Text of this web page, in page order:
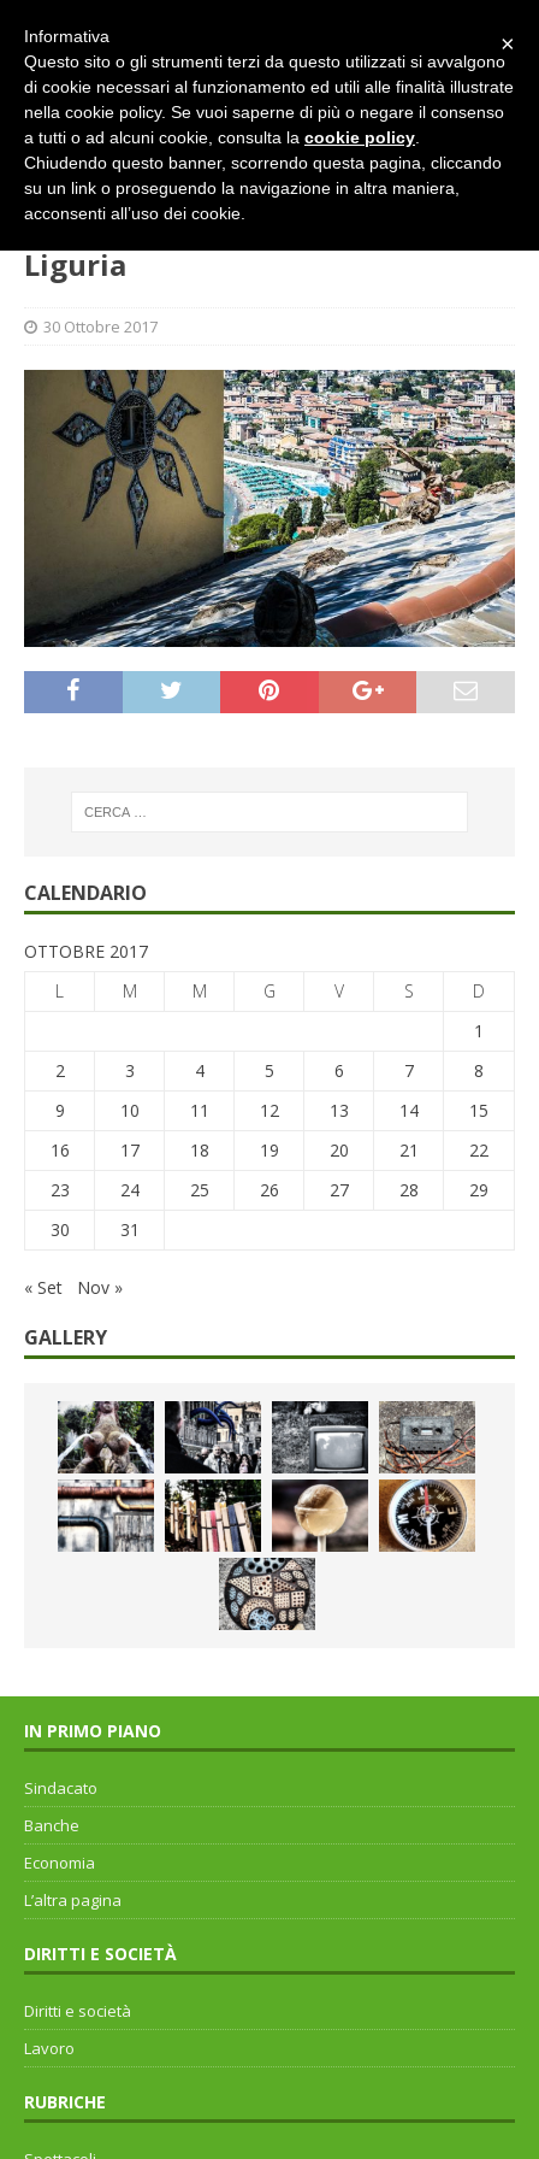
SENZA CATEGORIA
Liguria
30 Ottobre 2017
CALENDARIO
OTTOBRE 2017
L
M M G V S
D
1
2
3 4 5 6 7
8
9
10 11 12 13 14
15
16
17 18 19 20 21
22
23
24 25 26 27 28
29
30
31
« Set Nov »
GALLERY
IN PRIMO PIANO
Sindacato
Banche
Economia
L’altra pagina
DIRITTI E SOCIETÀ
Diritti e società
Lavoro
RUBRICHE
×
Informativa
Questo sito o gli strumenti terzi da questo utilizzati si avvalgono
di cookie necessari al funzionamento ed utili alle finalità illustrate
nella cookie policy. Se vuoi saperne di più o negare il consenso
a tutti o ad alcuni cookie, consulta la cookie policy
Chiudendo questo banner, scorrendo questa pagina, cliccando
su un link o proseguendo la navigazione in altra maniera,
acconsenti all’uso dei cookie.